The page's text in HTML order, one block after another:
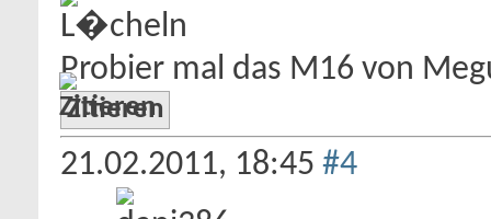
Probier mal das M16 von
Zitieren
21.02.2011, 18:45 #4